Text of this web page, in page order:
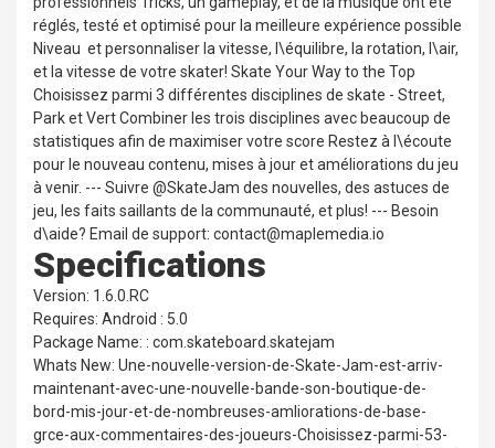
réglés, testé et optimisé pour la meilleure expérience possible
Niveau ️ et personnaliser la vitesse, l\équilibre, la rotation, l\air,
et la vitesse de votre skater! Skate Your Way to the Top
Choisissez parmi 3 différentes disciplines de skate - Street,
Park et Vert Combiner les trois disciplines avec beaucoup de
statistiques afin de maximiser votre score Restez à l\écoute
pour le nouveau contenu, mises à jour et améliorations du jeu
à venir. --- Suivre @SkateJam des nouvelles, des astuces de
jeu, les faits saillants de la communauté, et plus! --- Besoin
d\aide? Email de support: contact@maplemedia.io
Specifications
Version: 1.6.0.RC
Requires: Android : 5.0
Package Name: : com.skateboard.skatejam
Whats New: Une-nouvelle-version-de-Skate-Jam-est-arriv-
maintenant-avec-une-nouvelle-bande-son-boutique-de-
bord-mis-jour-et-de-nombreuses-amliorations-de-base-
grce-aux-commentaires-des-joueurs-Choisissez-parmi-53-